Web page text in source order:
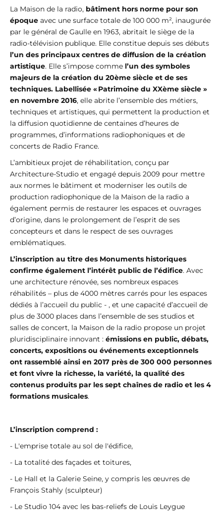
La Maison de la radio, bâtiment hors norme pour son
époque avec une surface totale de 100 000 m², inaugurée
par le général de Gaulle en 1963, abritait le siège de la
radio-télévision publique. Elle constitue depuis ses débuts
l’un des principaux centres de diffusion de la création
artistique. Elle s’impose comme l’un des symboles
majeurs de la création du 20ème siècle et de ses
techniques. Labellisée « Patrimoine du XXème siècle »
en novembre 2016, elle abrite l’ensemble des métiers,
techniques et artistiques, qui permettent la production et
la diffusion quotidienne de centaines d’heures de
programmes, d’informations radiophoniques et de
concerts de Radio France.
L’ambitieux projet de réhabilitation, conçu par
Architecture-Studio et engagé depuis 2009 pour mettre
aux normes le bâtiment et moderniser les outils de
production radiophonique de la Maison de la radio a
également permis de restaurer les espaces et ouvrages
d’origine, dans le prolongement de l’esprit de ses
concepteurs et dans le respect de ses ouvrages
emblématiques.
L’inscription au titre des Monuments historiques
confirme également l’intérêt public de l’édifice. Avec
une architecture rénovée, ses nombreux espaces
réhabilités – plus de 4000 mètres carrés pour les espaces
dédiés à l’accueil du public - , et une capacité d’accueil de
plus de 3000 places dans l’ensemble de ses studios et
salles de concert, la Maison de la radio propose un projet
pluridisciplinaire innovant : émissions en public, débats,
concerts, expositions ou événements exceptionnels
ont rassemblé ainsi en 2017 près de 300 000 personnes
et font vivre la richesse, la variété, la qualité des
contenus produits par les sept chaînes de radio et les 4
formations musicales.
L’inscription comprend :
- L'emprise totale au sol de l'édifice,
- La totalité des façades et toitures,
- Le Hall et la Galerie Seine, y compris les œuvres de
François Stahly (sculpteur)
- Le Studio 104 avec les bas-reliefs de Louis Leygue